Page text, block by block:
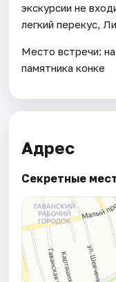
экскурсии не
легкий перекус,
Место встречи:
памятника конке
Адрес
Секретные